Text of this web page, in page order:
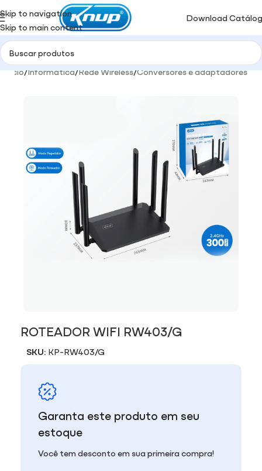
Skip to navigation
Skip to main content
Download
Início/Informática/Rede Wireless/Conversores e adaptadores
ROTEADOR WIFI RW403/G
SKU: KP-RW403/G
Garanta este produto em seu
estoque
Você tem desconto em sua primeira compra!